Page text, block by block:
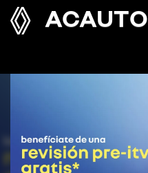
ACAUTO